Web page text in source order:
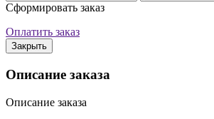
Сформировать заказ
Оплатить заказ
Закрыть
Описание заказа
Описание заказа